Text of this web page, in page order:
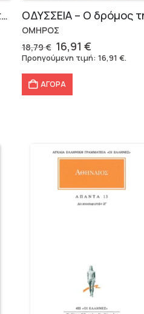
Μάρκος Αυρήλιος & Επίκτητος (Επίτομα)
ΟΜΗΡΟΣ
18,79€ Original
price
18,79 €.
16,91 €Η
τρέχουσα
Προηγούμενη τιμή: 16,91 €.
ΑΓΟΡΑ